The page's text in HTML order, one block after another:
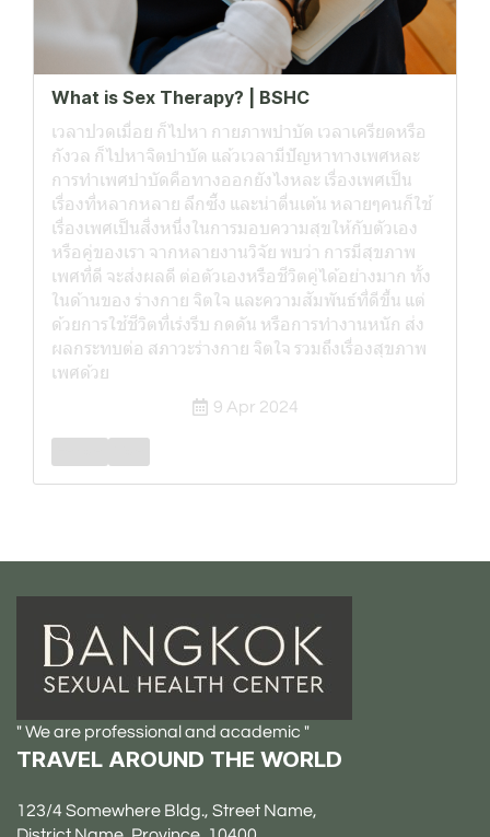
What is Sex Therapy? | BSHC
เวลาปวดเมื่อย ก็ไปหา กายภาพบำบัด เวลาเครียดหรือ
กังวล ก็ไปหาจิตบำบัด แล้วเวลามีปัญหาทางเพศหละ
การทำเพศบำบัดคือทางออกยังไงหละ เรื่องเพศเป็น
เรื่องที่หลากหลาย ลึกซึ้ง และน่าตื่นเต้น หลายๆคนก็ใช้
เรื่องเพศเป็นสิ่งหนึ่งในการมอบความสุขให้กับตัวเอง
หรือคู่ของเรา จากหลายงานวิจัย พบว่า การมีสุขภาพ
เพศที่ดี จะส่งผลดี ต่อตัวเองหรือชีวิตคู่ได้อย่างมาก ทั้ง
ในด้านของ ร่างกาย จิตใจ และความสัมพันธ์ที่ดีขึ้น แต่
ด้วยการใช้ชีวิตที่เร่งรีบ กดดัน หรือการทำงานหนัก ส่ง
ผลกระทบต่อ สภาวะร่างกาย จิตใจ รวมถึงเรื่องสุขภาพ
เพศด้วย
9 Apr 2024
" We are professional and academic "
TRAVEL AROUND THE WORLD
123/4 Somewhere Bldg., Street Name,